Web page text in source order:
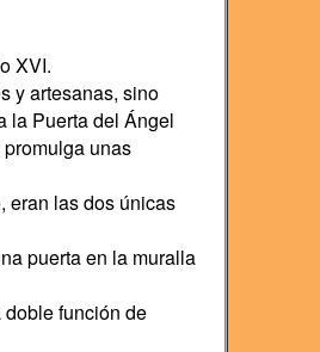
XVI.
y artesanas, sino
la Puerta del Ángel
unas
eran las dos únicas
puerta en la muralla
función de